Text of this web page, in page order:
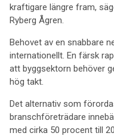
kraftigare längre fram,
Ryberg Ågren.
Behovet av en snabbare
internationellt. En färsk
att byggsektorn behöver
hög takt.
Det alternativ som
branschföreträdare
med cirka 50 procent till